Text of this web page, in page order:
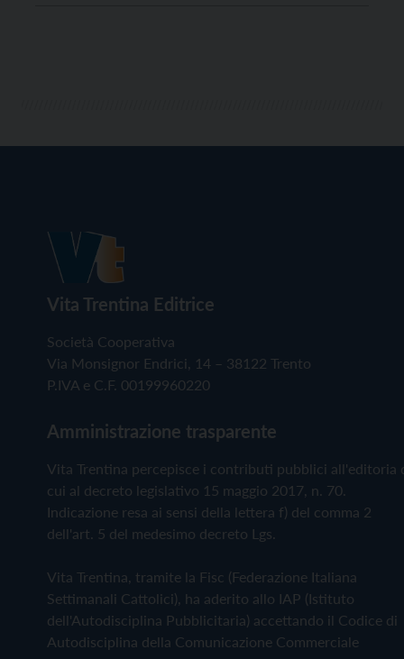
Vita Trentina Editrice
Società Cooperativa
Via Monsignor Endrici, 14 – 38122 Trento
P.IVA e C.F. 00199960220
Amministrazione trasparente
Vita Trentina percepisce i contributi pubblici all'editoria
cui al decreto legislativo 15 maggio 2017, n. 70.
Indicazione resa ai sensi della lettera f) del comma 2
dell'art. 5 del medesimo decreto Lgs.
Vita Trentina, tramite la Fisc (Federazione Italiana
Settimanali Cattolici), ha aderito allo IAP (Istituto
dell'Autodisciplina Pubblicitaria) accettando il Codice di
Autodisciplina della Comunicazione Commerciale